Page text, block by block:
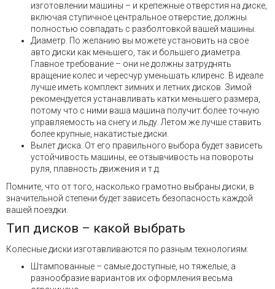
изготовлении машины – и крепежные отверстия на диске,
включая ступичное центральное отверстие, должны
полностью совпадать с разболтовкой вашей машины.
Диаметр. По желанию вы можете установить на свое
авто диски как меньшего, так и большего диаметра.
Главное требование – они не должны затруднять
вращение колес и чересчур уменьшать клиренс. В идеале
лучше иметь комплект зимних и летних дисков. Зимой
рекомендуется устанавливать катки меньшего размера,
потому что с ними ваша машина получит более точную
управляемость на снегу и льду. Летом же лучше ставить
более крупные, накатистые диски.
Вылет диска. От его правильного выбора будет зависеть
устойчивость машины, ее отзывчивость на повороты
руля, плавность движения и т.д.
Помните, что от того, насколько грамотно выбраны диски, в
значительной степени будет зависеть безопасность каждой
вашей поездки.
Тип дисков – какой выбрать
Колесные диски изготавливаются по разным технологиям:
Штампованные – самые доступные, но тяжелые, а
разнообразие вариантов их оформления весьма